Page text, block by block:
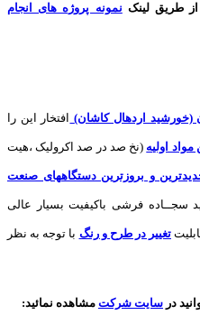
طریق لینک نمونه پروژه های انجام
اردهال کاشان) افتخار این را
اولیه (نخ صد در صد اکرولیک ،هیت
و بروزترین دستگاههای صنعت
سجــاده فرشی باکیفیت بسیار عالی
تغییر در طرح و رنگ با توجه به نظر
در سایت شرکت مشاهده نمائید: